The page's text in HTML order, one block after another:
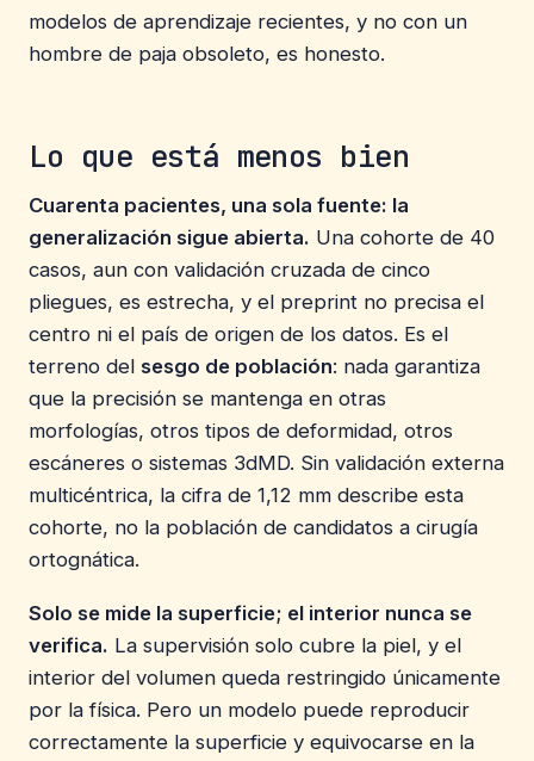
modelos de aprendizaje recientes, y no con un
hombre de paja obsoleto, es honesto.
Lo que está menos bien
Cuarenta pacientes, una sola fuente: la
generalización sigue abierta. Una cohorte de 40
casos, aun con validación cruzada de cinco
pliegues, es estrecha, y el preprint no precisa el
centro ni el país de origen de los datos. Es el
terreno del sesgo de población: nada garantiza
que la precisión se mantenga en otras
morfologías, otros tipos de deformidad, otros
escáneres o sistemas 3dMD. Sin validación externa
multicéntrica, la cifra de 1,12 mm describe esta
cohorte, no la población de candidatos a cirugía
ortognática.
Solo se mide la superficie; el interior nunca se
verifica. La supervisión solo cubre la piel, y el
interior del volumen queda restringido únicamente
por la física. Pero un modelo puede reproducir
correctamente la superficie y equivocarse en la